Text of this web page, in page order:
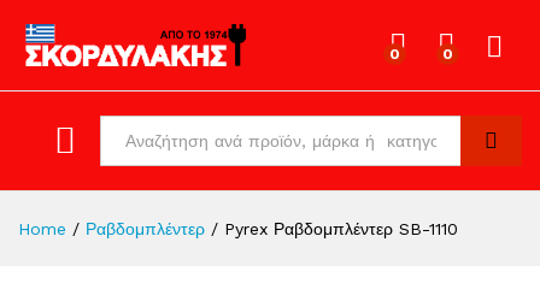
0 0
Search
Home / Ραβδομπλέντερ / Pyrex Ραβδομπλέντερ SB-1110